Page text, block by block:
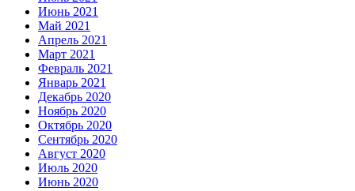
Июнь 2021
Май 2021
Апрель 2021
Март 2021
Февраль 2021
Январь 2021
Декабрь 2020
Ноябрь 2020
Октябрь 2020
Сентябрь 2020
Август 2020
Июль 2020
Июнь 2020